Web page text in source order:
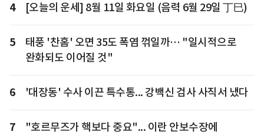
4 [오늘의 운세] 8월 11일 화요일 (음력 6월 29일 丁巳)
5
태풍 '찬홈' 오면 35도 폭염 꺾일까… "일시적으로
완화되도 이어질 것"
6 '대장동' 수사 이끈 특수통... 강백신 검사 사직서 냈다
7
"호르무즈가 핵보다 중요"... 이란 안보수장에